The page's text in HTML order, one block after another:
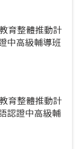
育整體推動計
中高級輔導班
育整體推動計
認證中高級輔